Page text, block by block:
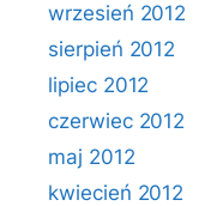
wrzesień 2012
sierpień 2012
lipiec 2012
czerwiec 2012
maj 2012
kwiecień 2012